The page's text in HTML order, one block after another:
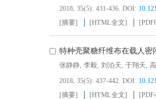
2018, 35(5): 431-436. DOI:
[摘要]
[HTML全文] [PDF
特种壳聚糖纤维布在载人密
张静静, 李毅, 刘泊天, 于翔天,
2018, 35(5): 437-442. DOI:
[摘要]
[HTML全文] [PDF